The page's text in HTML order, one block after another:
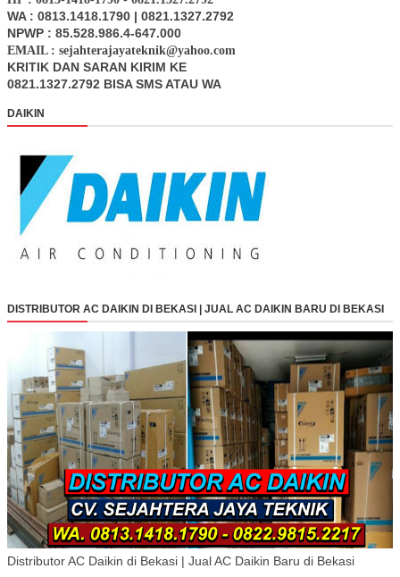
WA : 0813.1418.1790 | 0821.1327.2792
NPWP : 85.528.986.4-647.000
EMAIL : sejahterajayateknik@yahoo.com
KRITIK DAN SARAN KIRIM KE
0821.1327.2792 BISA SMS ATAU WA
DAIKIN
DISTRIBUTOR AC DAIKIN DI BEKASI | JUAL AC DAIKIN BARU DI BEKASI
Distributor AC Daikin di Bekasi | Jual AC Daikin Baru di Bekasi